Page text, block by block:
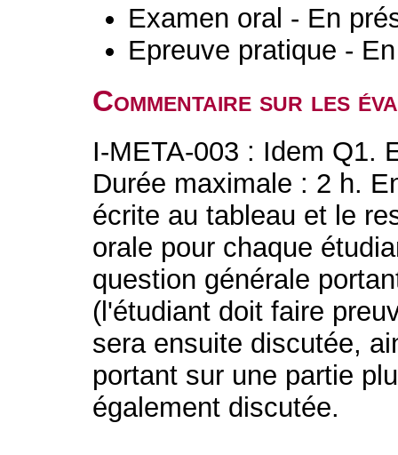
Examen oral - En
Epreuve pratique -
Commentaire sur les
I-META-003 : Idem Q1.
Durée maximale : 2 h.
écrite au tableau et le
orale pour chaque
question générale
(l'étudiant doit faire
sera ensuite discutée,
portant sur une partie
également discutée.